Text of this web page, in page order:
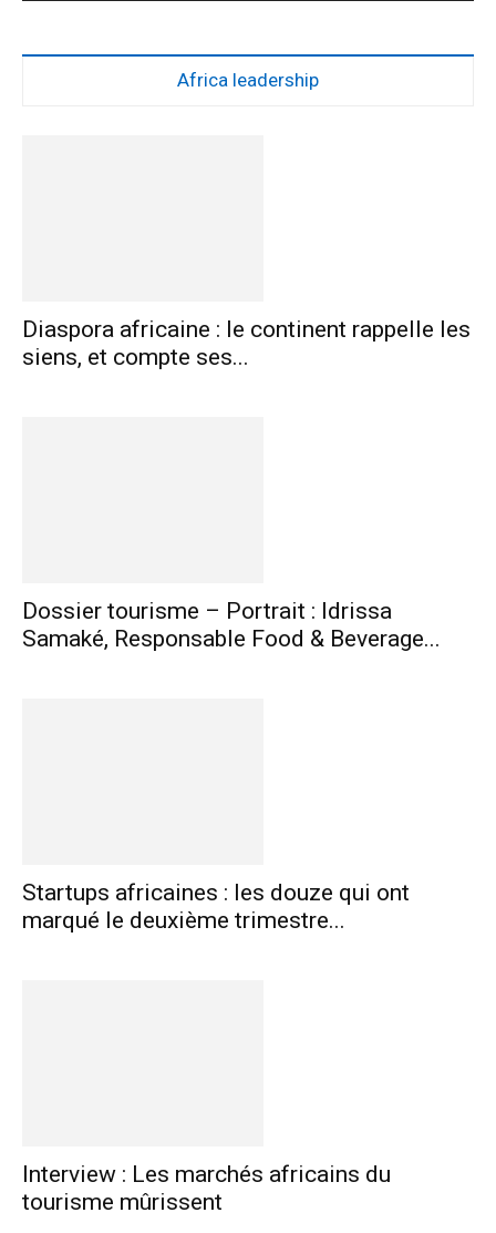
Africa leadership
Diaspora africaine : le continent rappelle les
siens, et compte ses...
Dossier tourisme – Portrait : Idrissa
Samaké, Responsable Food & Beverage...
Startups africaines : les douze qui ont
marqué le deuxième trimestre...
Interview : Les marchés africains du
tourisme mûrissent